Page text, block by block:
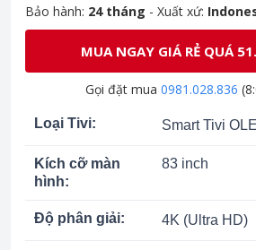
Bảo hành: 24 tháng - Xuất xứ:
MUA NGAY GIÁ RẺ QUÁ
Gọi đặt mua 0981.028.836
Loại Tivi: Smart Tivi
Kích cỡ màn
hình:
83 inch
Độ phân giải: 4K (Ultra HD)